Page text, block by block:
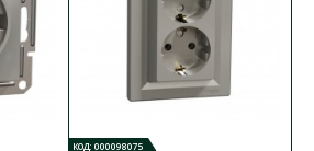
Asfora призначений для
вимикання) однієї групи світ..
КОД: 000098075